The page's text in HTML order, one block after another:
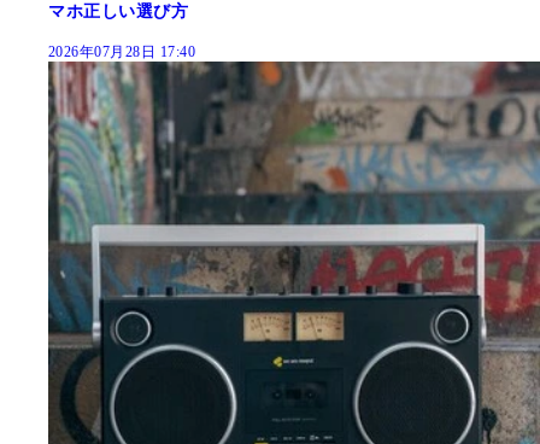
マホ正しい選び方
2026年07月28日 17:40